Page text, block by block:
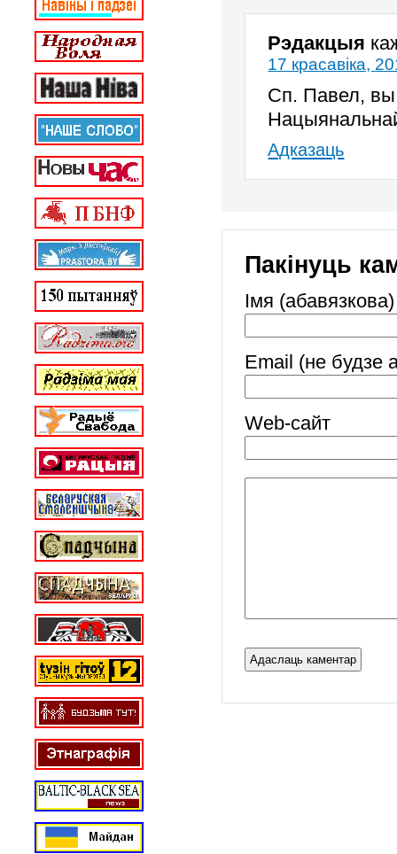
Рэдакцыя
17 красавіка,
Сп. Павел, вы,
Адказаць
Пакінуць
Імя (абавязкова)
Email (не будзе
Web-cайт